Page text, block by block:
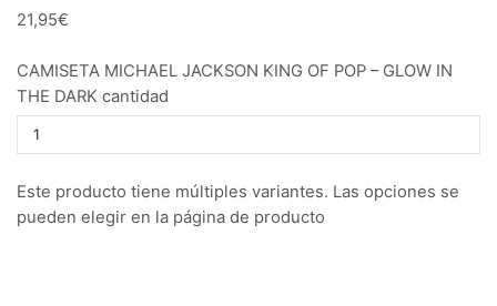
21,95€
CAMISETA MICHAEL JACKSON KING OF POP – GLOW IN
THE DARK cantidad
Este producto tiene múltiples variantes. Las opciones se
pueden elegir en la página de producto